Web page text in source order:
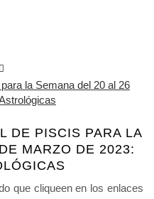
DE PISCIS PARA LA
MARZO DE 2023:
que cliqueen en los enlaces